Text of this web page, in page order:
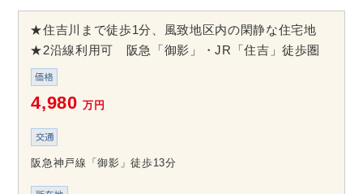
★住吉川まで徒歩1分、風致地区内の閑静な住宅地
★2沿線利用可 阪急「御影」・JR「住吉」徒歩圏
4,980万円
阪急神戸線「御影」徒歩13分